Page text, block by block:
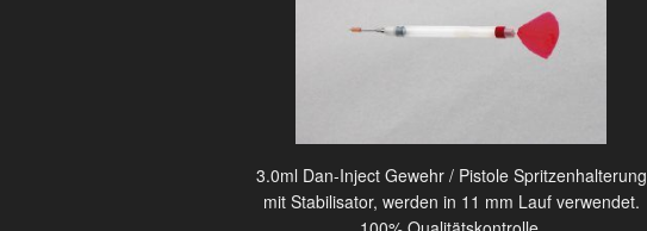
3.0ml Dan-Inject Gewehr / Pistole Spritzenhalterung
mit Stabilisator, werden in 11 mm Lauf verwendet.